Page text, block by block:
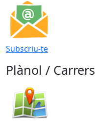
Subscriu-te
Plànol / Carrers